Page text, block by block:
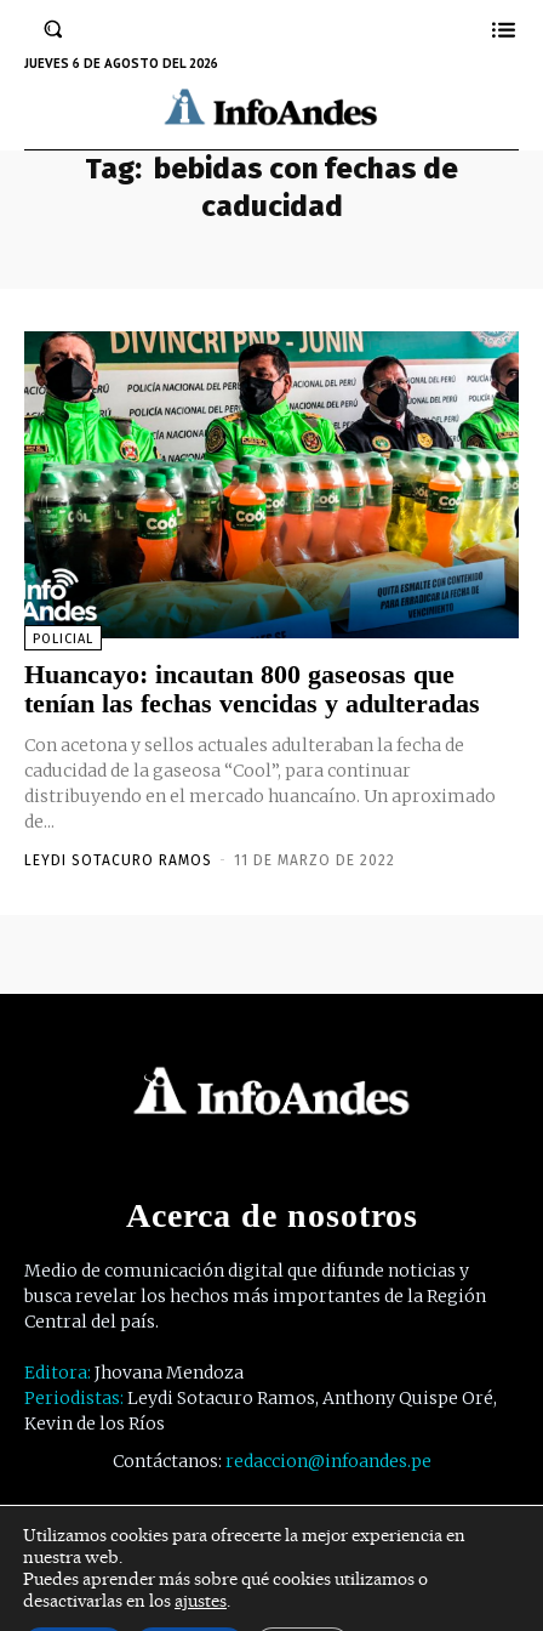
JUEVES 6 DE AGOSTO DEL 2026
Tag: bebidas con fechas de
caducidad
POLICIAL
Huancayo: incautan 800 gaseosas que
tenían las fechas vencidas y adulteradas
Con acetona y sellos actuales adulteraban la fecha de
caducidad de la gaseosa “Cool”, para continuar
distribuyendo en el mercado huancaíno. Un aproximado
de...
LEYDI SOTACURO RAMOS - 11 DE MARZO DE 2022
Acerca de nosotros
Medio de comunicación digital que difunde noticias y
busca revelar los hechos más importantes de la Región
Central del país.
Editora: Jhovana Mendoza
Periodistas: Leydi Sotacuro Ramos, Anthony Quispe Oré,
Kevin de los Ríos
Contáctanos: redaccion@infoandes.pe
Síguenos
Facebook Twitter Youtube
Utilizamos cookies para ofrecerte la mejor experiencia en
nuestra web.
Puedes aprender más sobre qué cookies utilizamos o
desactivarlas en losajustes.